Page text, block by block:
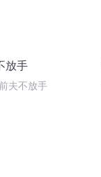
放手
夫不放手